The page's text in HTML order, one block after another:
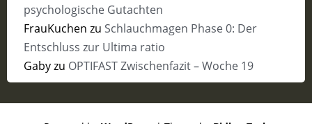
psychologische Gutachten
FrauKuchen zu Schlauchmagen Phase 0: Der
Entschluss zur Ultima ratio
Gabyzu OPTIFAST Zwischenfazit – Woche 19